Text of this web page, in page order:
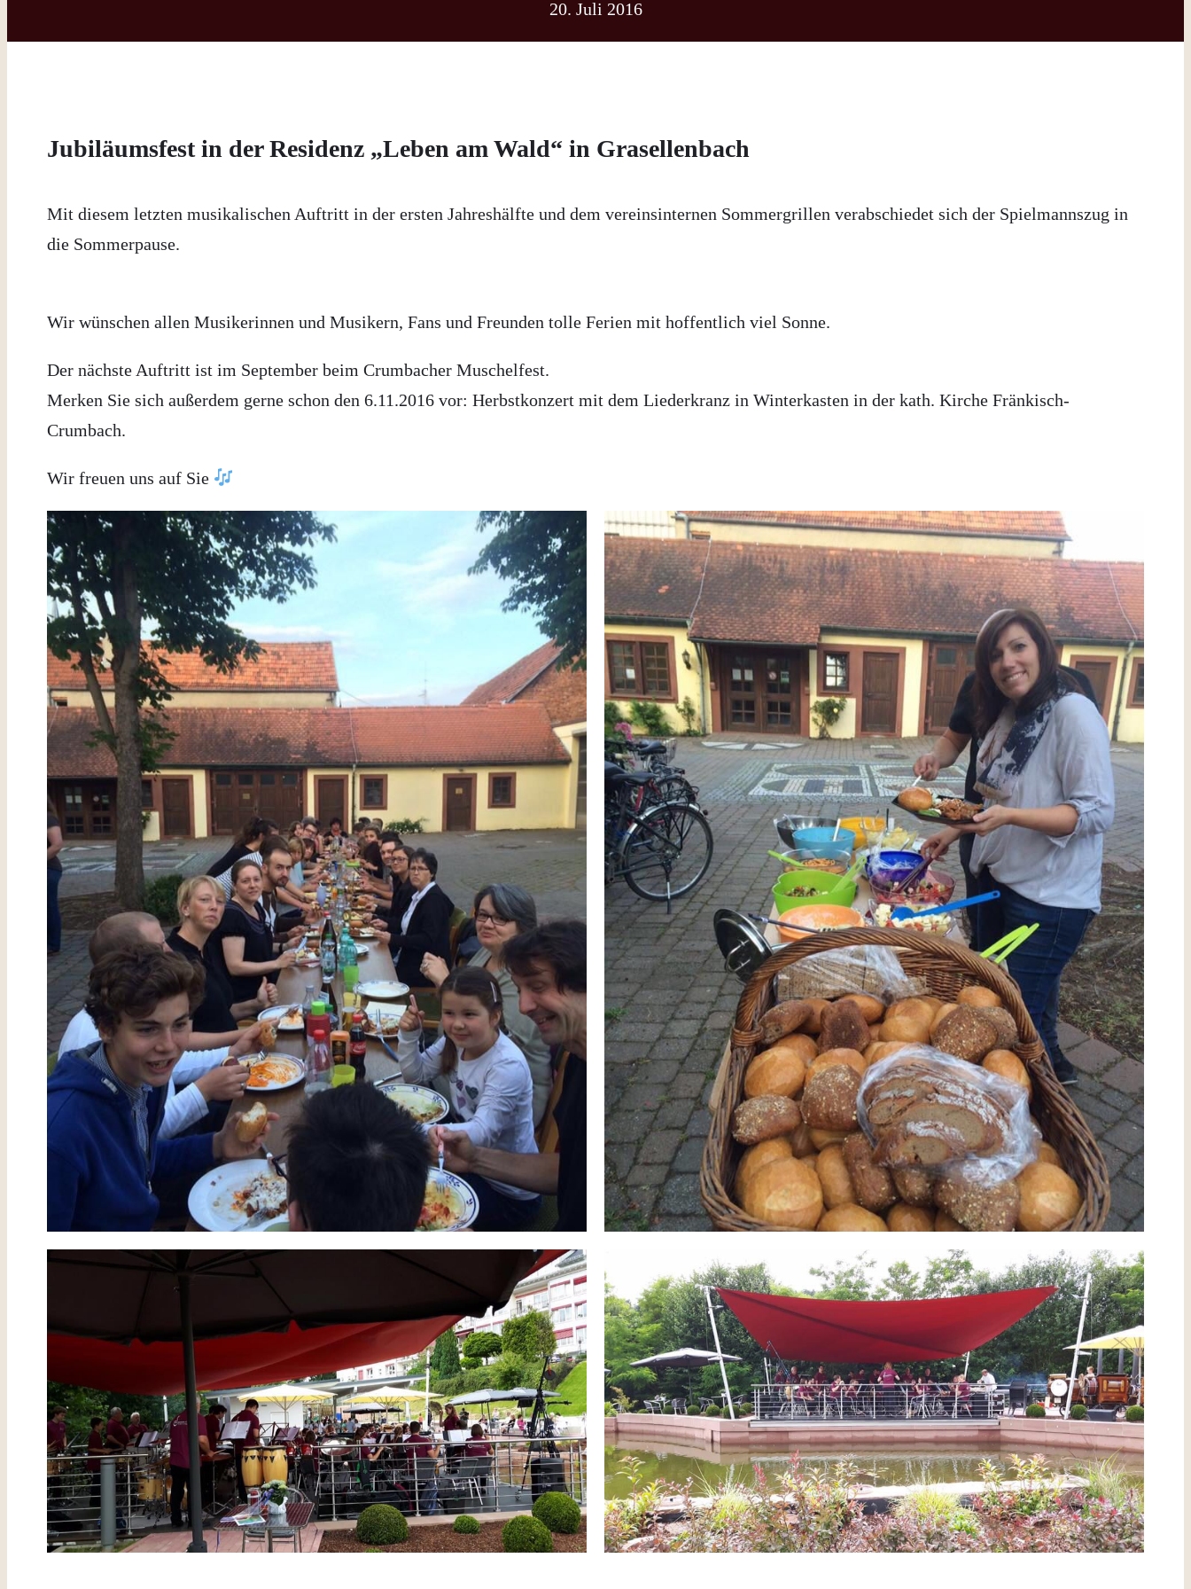
20. Juli 2016
Jubiläumsfest in der Residenz „Leben am Wald“ in Grasellenbach
Mit diesem letzten musikalischen Auftritt in der ersten Jahreshälfte und dem vereinsinternen Sommergrillen verabschiedet sich der Spielmannszug in
die Sommerpause.
Wir wünschen allen Musikerinnen und Musikern, Fans und Freunden tolle Ferien mit hoffentlich viel Sonne.
Der nächste Auftritt ist im September beim Crumbacher Muschelfest.
Merken Sie sich außerdem gerne schon den 6.11.2016 vor: Herbstkonzert mit dem Liederkranz in Winterkasten in der kath. Kirche Fränkisch-
Crumbach.
Wir freuen uns auf Sie